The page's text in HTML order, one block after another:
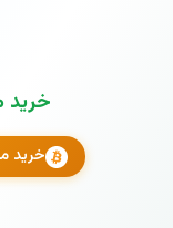
خرید
خرید